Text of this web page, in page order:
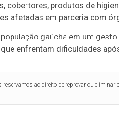
cobertores, produtos de
afetadas em parceria com
gaúcha em um
enfrentam dificuldades
ao direito de reprovar ou eliminar